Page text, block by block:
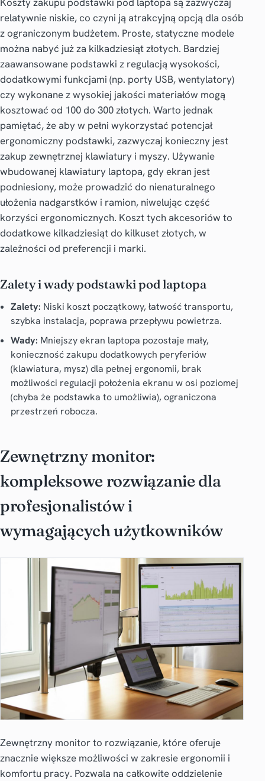
relatywnie niskie, co czyni ją atrakcyjną opcją dla osób
z ograniczonym budżetem. Proste, statyczne modele
można nabyć już za kilkadziesiąt złotych. Bardziej
zaawansowane podstawki z regulacją wysokości,
dodatkowymi funkcjami (np. porty USB, wentylatory)
czy wykonane z wysokiej jakości materiałów mogą
kosztować od 100 do 300 złotych. Warto jednak
pamiętać, że aby w pełni wykorzystać potencjał
ergonomiczny podstawki, zazwyczaj konieczny jest
zakup zewnętrznej klawiatury i myszy. Używanie
wbudowanej klawiatury laptopa, gdy ekran jest
podniesiony, może prowadzić do nienaturalnego
ułożenia nadgarstków i ramion, niwelując część
korzyści ergonomicznych. Koszt tych akcesoriów to
dodatkowe kilkadziesiąt do kilkuset złotych, w
zależności od preferencji i marki.
Zalety i wady podstawki pod laptopa
Zalety: Niski koszt początkowy, łatwość transportu,
szybka instalacja, poprawa przepływu powietrza.
Wady: Mniejszy ekran laptopa pozostaje mały,
konieczność zakupu dodatkowych peryferiów
(klawiatura, mysz) dla pełnej ergonomii, brak
możliwości regulacji położenia ekranu w osi poziomej
(chyba że podstawka to umożliwia), ograniczona
przestrzeń robocza.
Zewnętrzny monitor:
kompleksowe rozwiązanie dla
profesjonalistów i
wymagających użytkowników
Zewnętrzny monitor to rozwiązanie, które oferuje
znacznie większe możliwości w zakresie ergonomii i
komfortu pracy. Pozwala na całkowite oddzielenie